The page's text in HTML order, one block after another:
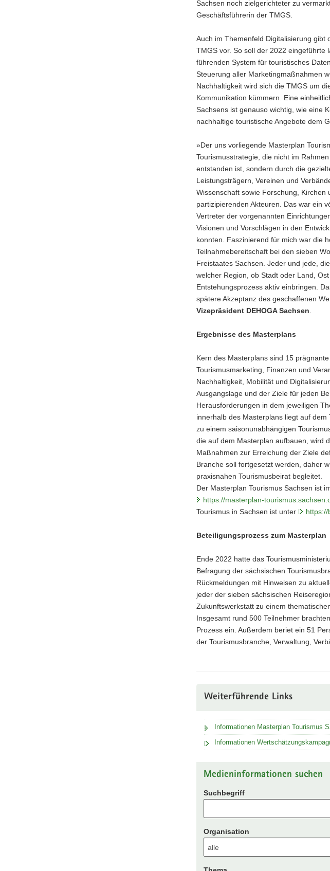
Sachsen noch zielgerichteter zu
Geschäftsführerin der TMGS.
Auch im Themenfeld Digitalisierung gibt
TMGS vor. So soll der 2022 eingeführte
führenden System für touristisches
Steuerung aller Marketingmaßnahmen
Nachhaltigkeit wird sich die TMGS um
Kommunikation kümmern. Eine
Sachsens ist genauso wichtig, wie eine
nachhaltige touristische Angebote dem
»Der uns vorliegende Masterplan
Tourismusstrategie, die nicht im
entstanden ist, sondern durch die
Leistungsträgern, Vereinen und
Wissenschaft sowie Forschung,
partizipierenden Akteuren. Das war ein
Vertreter der vorgenannten
Visionen und Vorschlägen in den
konnten. Faszinierend für mich war die
Teilnahmebereitschaft bei den sieben
Freistaates Sachsen. Jeder und jede,
welcher Region, ob Stadt oder Land,
Entstehungsprozess aktiv einbringen.
spätere Akzeptanz des geschaffenen
Vizepräsident DEHOGA Sachsen
Ergebnisse des Masterplans
Kern des Masterplans sind 15
Tourismusmarketing, Finanzen und
Nachhaltigkeit, Mobilität und
Ausgangslage und der Ziele für jeden
Herausforderungen in dem jeweiligen
innerhalb des Masterplans liegt auf
zu einem saisonunabhängigen
die auf dem Masterplan aufbauen, wird
Maßnahmen zur Erreichung der Ziele
Branche soll fortgesetzt werden, daher
praxisnahen Tourismusbeirat begleitet.
Der Masterplan Tourismus Sachsen ist
https://masterplan-
Tourismus in Sachsen ist unter
Beteiligungsprozess zum Masterplan
Ende 2022 hatte das
Befragung der sächsischen
Rückmeldungen mit Hinweisen zu
jeder der sieben sächsischen
Zukunftswerkstatt zu einem
Insgesamt rund 500 Teilnehmer
Prozess ein. Außerdem beriet ein 51
der Tourismusbranche, Verwaltung,
Weiterführende Links
Informationen Masterplan Tourismus
Informationen
Medieninformationen suchen
Suchbegriff
Organisation